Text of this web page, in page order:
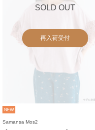
SOLD OUT
再入荷受付
NEW
Samansa Mos2